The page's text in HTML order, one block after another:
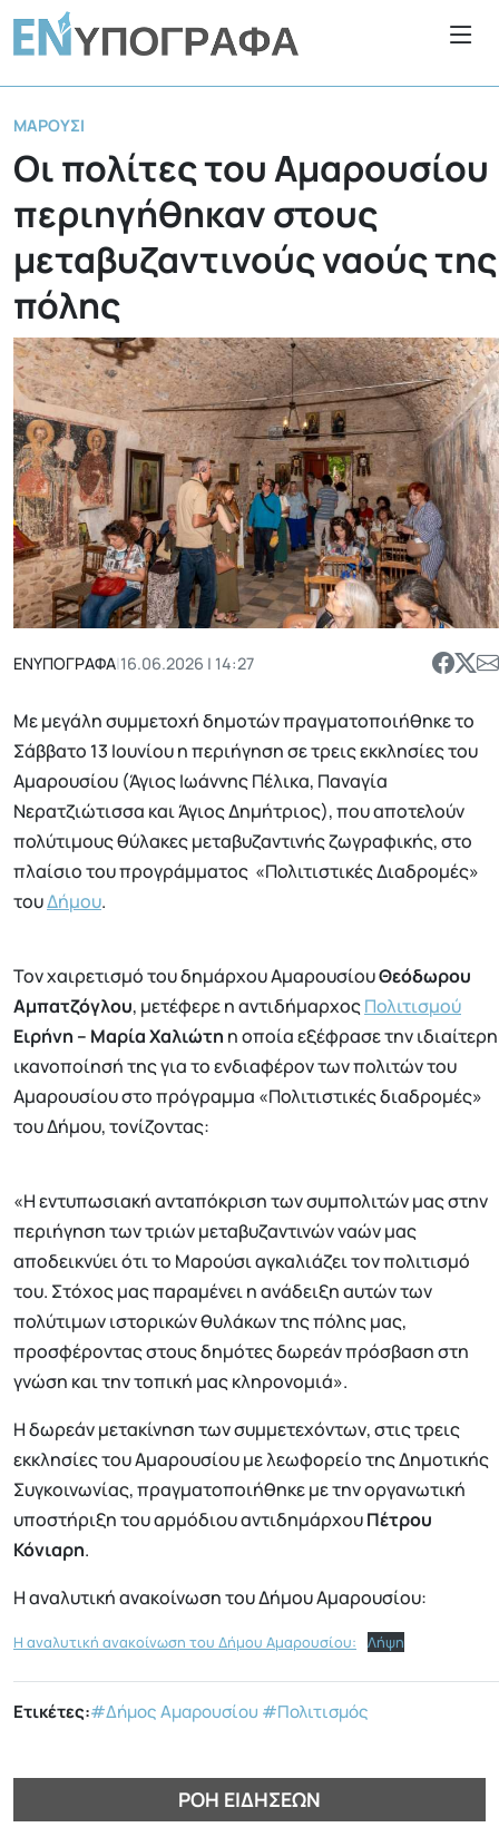
ΜΑΡΟΎΣΙ
Οι πολίτες του Αμαρουσίου
περιηγήθηκαν στους
μεταβυζαντινούς ναούς της
πόλης
ΕΝΥΠΟΓΡΑΦΑ|16.06.2026 | 14:27
Με μεγάλη συμμετοχή δημοτών πραγματοποιήθηκε το
Σάββατο 13 Ιουνίου η περιήγηση σε τρεις εκκλησίες του
Αμαρουσίου (Άγιος Ιωάννης Πέλικα, Παναγία
Νερατζιώτισσα και Άγιος Δημήτριος), που αποτελούν
πολύτιμους θύλακες μεταβυζαντινής ζωγραφικής, στο
πλαίσιο του προγράμματος «Πολιτιστικές Διαδρομές»
τουΔήμου.
Τον χαιρετισμό του δημάρχου ΑμαρουσίουΘεόδωρου
Αμπατζόγλου, μετέφερε η αντιδήμαρχοςΠολιτισμού
Ειρήνη – Μαρία Χαλιώτη η οποία εξέφρασε την ιδιαίτερη
ικανοποίησή της για το ενδιαφέρον των πολιτών του
Αμαρουσίου στο πρόγραμμα «Πολιτιστικές διαδρομές»
του Δήμου, τονίζοντας:
«Η εντυπωσιακή ανταπόκριση των συμπολιτών μας στην
περιήγηση των τριών μεταβυζαντινών ναών μας
αποδεικνύει ότι το Μαρούσι αγκαλιάζει τον πολιτισμό
του. Στόχος μας παραμένει η ανάδειξη αυτών των
πολύτιμων ιστορικών θυλάκων της πόλης μας,
προσφέροντας στους δημότες δωρεάν πρόσβαση στη
γνώση και την τοπική μας κληρονομιά».
Η δωρεάν μετακίνηση των συμμετεχόντων, στις τρεις
εκκλησίες του Αμαρουσίου με λεωφορείο της Δημοτικής
Συγκοινωνίας, πραγματοποιήθηκε με την οργανωτική
υποστήριξη του αρμόδιου αντιδημάρχουΠέτρου
Κόνιαρη.
Η αναλυτική ανακοίνωση του Δήμου Αμαρουσίου:
Η αναλυτική ανακοίνωση του Δήμου Αμαρουσίου: Λήψη
Ετικέτες:#Δήμος Αμαρουσίου #Πολιτισμός
ΡΟΉ ΕΙΔΉΣΕΩΝ